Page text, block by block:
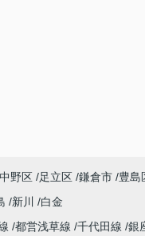
中野区 足立区 鎌倉市 豊島
新川
白金
都営浅草線 千代田線 銀